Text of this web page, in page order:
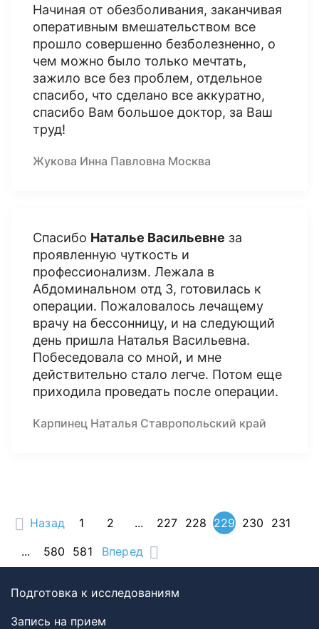
Начиная от обезболивания, заканчивая
оперативным вмешательством все
прошло совершенно безболезненно, о
чем можно было только мечтать,
зажило все без проблем, отдельное
спасибо, что сделано все аккуратно,
спасибо Вам большое доктор, за Ваш
труд!
Жукова Инна Павловна Москва
Спасибо Наталье Васильевне за
проявленную чуткость и
профессионализм. Лежала в
Абдоминальном отд 3, готовилась к
операции. Пожаловалось лечащему
врачу на бессонницу, и на следующий
день пришла Наталья Васильевна.
Побеседовала со мной, и мне
действительно стало легче. Потом еще
приходила проведать после операции.
Карпинец Наталья Ставропольский край
Назад 1 2 ... 227 228 229 230
231
...
580 581 Вперед
Подготовка к исследованиям
Запись на прием